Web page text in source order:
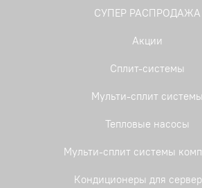
СУПЕР РАСПРОДАЖА
Акции
Сплит-системы
Мульти-сплит системы
Тепловые насосы
Мульти-сплит системы
Кондиционеры для